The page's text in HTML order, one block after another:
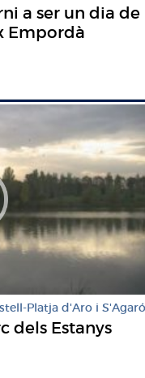
a ser un dia de
Empordà
Platja d'Aro i S'Agaró
dels Estanys